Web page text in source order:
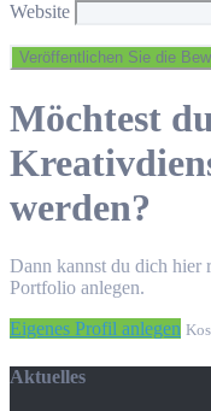
Website
Möchtest
werden?
Dann kannst du dich hier
Portfolio anlegen.
Eigenes Profil anlegen
Aktuelles